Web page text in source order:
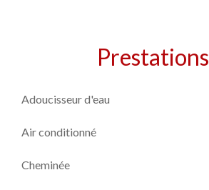
Prestations
Adoucisseur d'eau
Air conditionné
Cheminée